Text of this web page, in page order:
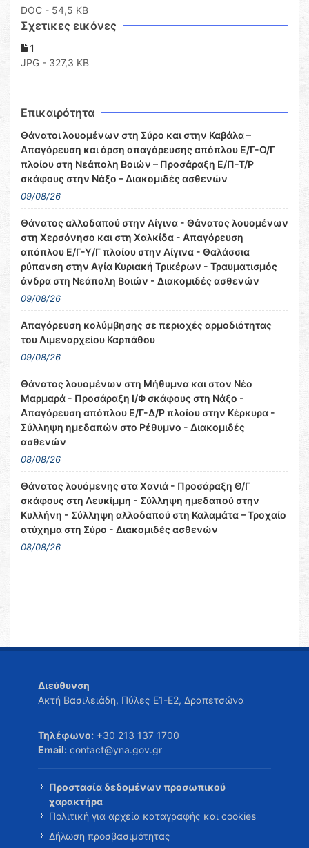
DOC - 54,5 KB
Σχετικες εικόνες
1
JPG - 327,3 KB
Επικαιρότητα
Θάνατοι λουομένων στη Σύρο και στην Καβάλα –
Απαγόρευση και άρση απαγόρευσης απόπλου Ε/Γ-Ο/Γ
πλοίου στη Νεάπολη Βοιών – Προσάραξη Ε/Π-Τ/Ρ
σκάφους στην Νάξο – Διακομιδές ασθενών
09/08/26
Θάνατος αλλοδαπού στην Αίγινα - Θάνατος λουομένων
στη Χερσόνησο και στη Χαλκίδα - Απαγόρευση
απόπλου Ε/Γ-Υ/Γ πλοίου στην Αίγινα - Θαλάσσια
ρύπανση στην Αγία Κυριακή Τρικέρων - Τραυματισμός
άνδρα στη Νεάπολη Βοιών - Διακομιδές ασθενών
09/08/26
Απαγόρευση κολύμβησης σε περιοχές αρμοδιότητας
του Λιμεναρχείου Καρπάθου
09/08/26
Θάνατος λουομένων στη Μήθυμνα και στον Νέο
Μαρμαρά - Προσάραξη Ι/Φ σκάφους στη Νάξο -
Απαγόρευση απόπλου Ε/Γ-Δ/Ρ πλοίου στην Κέρκυρα -
Σύλληψη ημεδαπών στο Ρέθυμνο - Διακομιδές
ασθενών
08/08/26
Θάνατος λουόμενης στα Χανιά - Προσάραξη Θ/Γ
σκάφους στη Λευκίμμη - Σύλληψη ημεδαπού στην
Κυλλήνη - Σύλληψη αλλοδαπού στη Καλαμάτα – Τροχαίο
ατύχημα στη Σύρο - Διακομιδές ασθενών
08/08/26
Διεύθυνση
Ακτή Βασιλειάδη, Πύλες Ε1-Ε2, Δραπετσώνα
Τηλέφωνο: +30 213 137 1700
Email: contact@yna.gov.gr
Προστασία δεδομένων προσωπικού
χαρακτήρα
Πολιτική για αρχεία καταγραφής και cookies
Δήλωση προσβασιμότητας